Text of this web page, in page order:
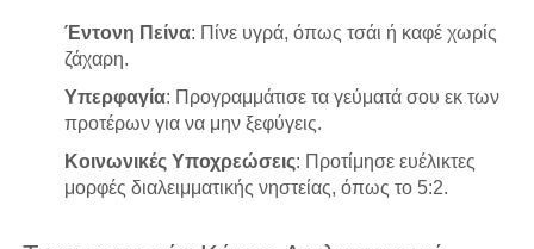
Έντονη Πείνα: Πίνε υγρά, όπως τσάι ή καφέ χωρίς
ζάχαρη.
Υπερφαγία: Προγραμμάτισε τα γεύματά σου εκ των
προτέρων για να μην ξεφύγεις.
Κοινωνικές Υποχρεώσεις: Προτίμησε ευέλικτες
μορφές διαλειμματικής νηστείας, όπως το 5:2.